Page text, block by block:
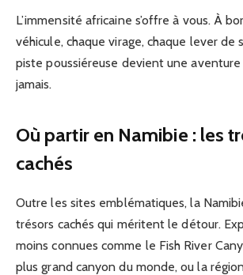
L’immensité africaine s’offre à vous. À
véhicule, chaque virage, chaque lever de
piste poussiéreuse devient une aventure
jamais.
Où partir en Namibie : les
cachés
Outre les sites emblématiques, la
trésors cachés qui méritent le détour.
moins connues comme le Fish River
plus grand canyon du monde, ou la